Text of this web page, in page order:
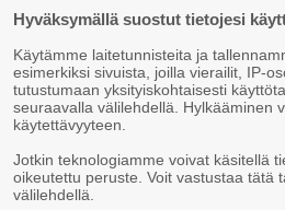
ET Concertsin, Radio
sekä Lippupisteeseen
Hyväksymällä suostut tietojesi
Käytämme laitetunnisteita ja
esimerkiksi sivuista, joilla vierailit, IP-
tutustumaan yksityiskohtaisesti
seuraavalla välilehdellä. Hylkääminen
käytettävyyteen.
Jotkin teknologiamme voivat käsitellä
oikeutettu peruste. Voit vastustaa tätä
välilehdellä.